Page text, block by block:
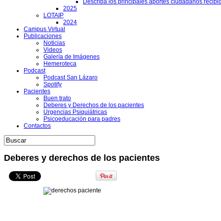
Describa los principales aportes ciudadanos
2025
LOTAIP
2024
Campus Virtual
Publicaciones
Noticias
Videos
Galería de Imágenes
Hemeroteca
Podcast
Podcast San Lázaro
Spotify
Pacientes
Buen trato
Deberes y Derechos de los pacientes
Urgencias Psiquiátricas
Psicoeducación para padres
Contactos
Deberes y derechos de los pacientes